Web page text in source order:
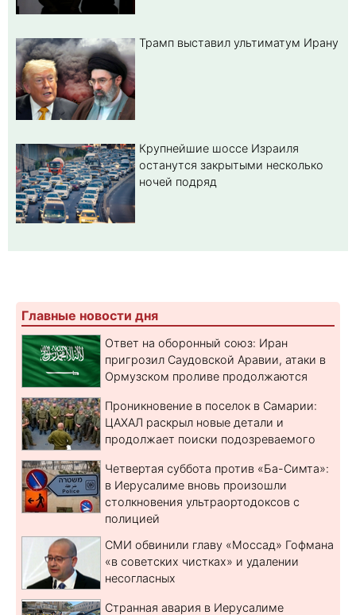
Трамп выставил ультиматум Ирану
Крупнейшие шоссе Израиля
останутся закрытыми несколько
ночей подряд
Главные новости дня
Ответ на оборонный союз: Иран
пригрозил Саудовской Аравии, атаки в
Ормузском проливе продолжаются
Проникновение в поселок в Самарии:
ЦАХАЛ раскрыл новые детали и
продолжает поиски подозреваемого
Четвертая суббота против «Ба-Симта»:
в Иерусалиме вновь произошли
столкновения ультраортодоксов с
полицией
СМИ обвинили главу «Моссад» Гофмана
«в советских чистках» и удалении
несогласных
Странная авария в Иерусалиме